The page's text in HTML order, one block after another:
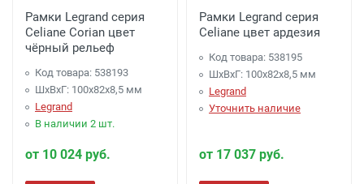
Рамки Legrand серия
Celiane Corian цвет
чёрный рельеф
Код товара: 538193
ШхВхГ: 100x82x8,5 мм
Legrand
В наличии 2 шт.
от 10 024 руб.
Рамки Legrand серия
Celiane цвет ардезия
Код товара: 538195
ШхВхГ: 100x82x8,5 мм
Legrand
Уточнить наличие
от 17 037 руб.